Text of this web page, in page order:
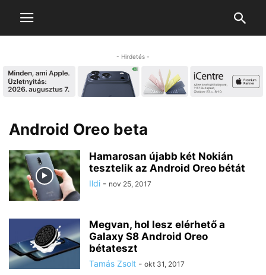
- Hirdetés -
Android Oreo beta
Hamarosan újabb két Nokián
tesztelik az Android Oreo bétát
Ildi - nov 25, 2017
Megvan, hol lesz elérhető a
Galaxy S8 Android Oreo
bétateszt
Tamás Zsolt - okt 31, 2017